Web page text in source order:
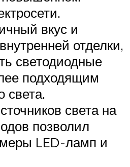
вкус и
отделки,
светодиодные
подходящим
света.
света на
позволил
LED-ламп и